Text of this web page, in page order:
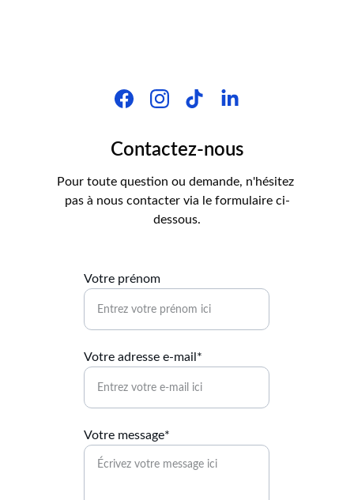
Contactez-nous
Pour toute question ou demande, n'hésitez
pas à nous contacter via le formulaire ci-
dessous.
Votre prénom
Votre adresse e-mail*
Votre message*